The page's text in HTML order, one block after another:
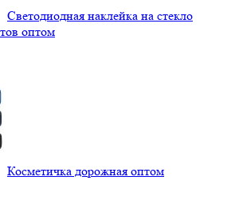
Светодиодная наклейка на стекло
оптом
Косметичка дорожная оптом